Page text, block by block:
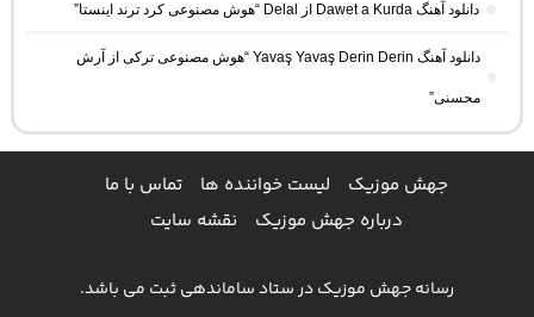
دانلود آهنگ Dawet a Kurda از Delal “هوش مصنوعی کرد ترند اینستا”
دانلود آهنگ Yavaş Yavaş Derin Derin “هوش مصنوعی ترکی از آرش
محسنی”
جهش موزیک لیست خواننده ها
تماس با ما
درباره جهش موزیک
نقشه سایت
رسانه جهش موزیک در ستاد ساماندهی ثبت می باشد.